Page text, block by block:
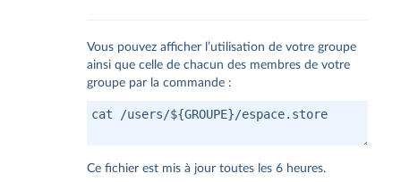
Vous pouvez afficher l’utilisation de votre groupe
ainsi que celle de chacun des membres de votre
groupe par la commande :
Ce fichier est mis à jour toutes les 6 heures.